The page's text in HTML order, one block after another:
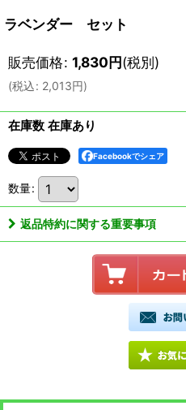
ラベンダー セット
販売価格: 1,830円(税別)
(税込: 2,013円)
在庫数 在庫あり
Facebookでシェア
数量:
返品特約に関する重要事項